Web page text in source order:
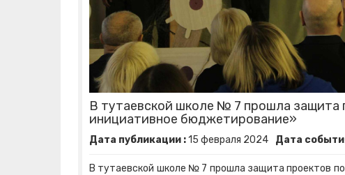
В тутаевской школе № 7 прошла защита
инициативное бюджетирование»
Дата публикации :15 февраля 2024 Дата
В тутаевской школе № 7 прошла защита проектов